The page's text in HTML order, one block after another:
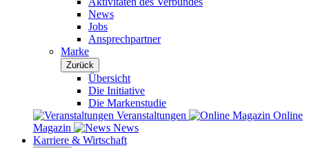
News
Jobs
Ansprechpartner
Marke
Zurück
Übersicht
Die Initiative
Die Markenstudie
Veranstaltungen
Online
Magazin
News
Karriere & Wirtschaft